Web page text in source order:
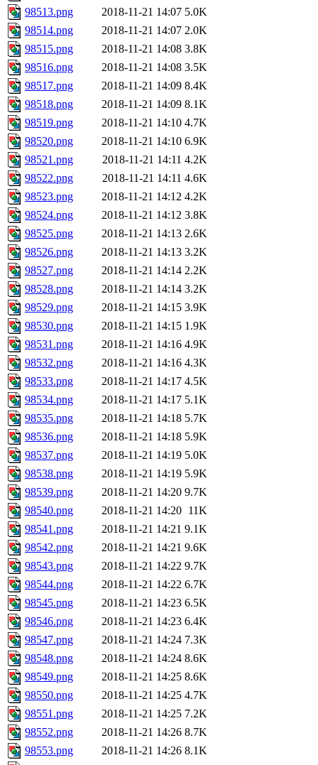
98513.png
2018-11-21 14:07 5.0K
98514.png
2018-11-21 14:07 2.0K
98515.png
2018-11-21 14:08 3.8K
98516.png
2018-11-21 14:08 3.5K
98517.png
2018-11-21 14:09 8.4K
98518.png
2018-11-21 14:09 8.1K
98519.png
2018-11-21 14:10 4.7K
98520.png
2018-11-21 14:10 6.9K
98521.png
2018-11-21 14:11 4.2K
98522.png
2018-11-21 14:11 4.6K
98523.png
2018-11-21 14:12 4.2K
98524.png
2018-11-21 14:12 3.8K
98525.png
2018-11-21 14:13 2.6K
98526.png
2018-11-21 14:13 3.2K
98527.png
2018-11-21 14:14 2.2K
98528.png
2018-11-21 14:14 3.2K
98529.png
2018-11-21 14:15 3.9K
98530.png
2018-11-21 14:15 1.9K
98531.png
2018-11-21 14:16 4.9K
98532.png
2018-11-21 14:16 4.3K
98533.png
2018-11-21 14:17 4.5K
98534.png
2018-11-21 14:17 5.1K
98535.png
2018-11-21 14:18 5.7K
98536.png
2018-11-21 14:18 5.9K
98537.png
2018-11-21 14:19 5.0K
98538.png
2018-11-21 14:19 5.9K
98539.png
2018-11-21 14:20 9.7K
98540.png
2018-11-21 14:20 11K
98541.png
2018-11-21 14:21 9.1K
98542.png
2018-11-21 14:21 9.6K
98543.png
2018-11-21 14:22 9.7K
98544.png
2018-11-21 14:22 6.7K
98545.png
2018-11-21 14:23 6.5K
98546.png
2018-11-21 14:23 6.4K
98547.png
2018-11-21 14:24 7.3K
98548.png
2018-11-21 14:24 8.6K
98549.png
2018-11-21 14:25 8.6K
98550.png
2018-11-21 14:25 4.7K
98551.png
2018-11-21 14:25 7.2K
98552.png
2018-11-21 14:26 8.7K
98553.png
2018-11-21 14:26 8.1K